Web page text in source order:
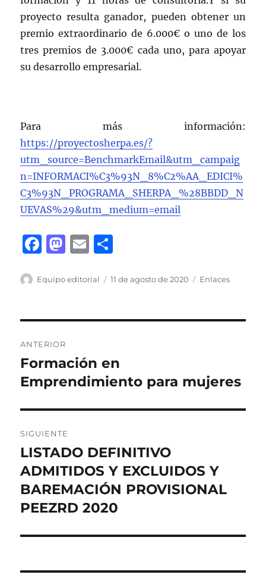
proyecto resulta ganador, pueden obtener un
premio extraordinario de 6.000€ o uno de los
tres premios de 3.000€ cada uno, para apoyar
su desarrollo empresarial.
Para más información:
https://proyectosherpa.es/?
utm_source=BenchmarkEmail&utm_campaig
n=INFORMACI%C3%93N_8%C2%AA_EDICI%
C3%93N_PROGRAMA_SHERPA_%28BBDD_N
UEVAS%29&utm_medium=email
F
c
b
o
o
k
M
st
d
n
E
ai m
a
ir
Autor
Equipo editorial
Publicado
11 de agosto de 2020 Categorías
Enlaces
de
entradas
ANTERIOR
Entrada
anterior:
Formación en
Emprendimiento para mujeres
SIGUIENTE
Entrada
siguiente:
LISTADO DEFINITIVO
ADMITIDOS Y EXCLUIDOS Y
BAREMACIÓN PROVISIONAL
PEEZRD 2020